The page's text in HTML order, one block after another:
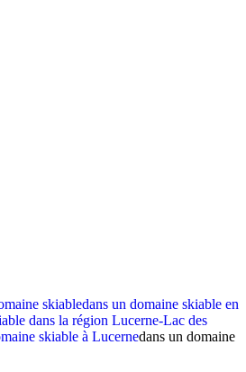
skiabledans un domaine skiable en
dans la région Lucerne-Lac des
skiable à Lucernedans un domaine